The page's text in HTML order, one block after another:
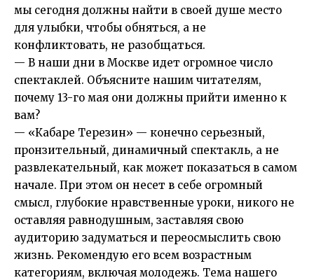
мы сегодня должны найти в своей душе место
для улыбки, чтобы обняться, а не
конфликтовать, не разобщаться.
— В наши дни в Москве идет огромное число
спектаклей. Объясните нашим читателям,
почему 13-го мая они должны прийти именно к
вам?
— «Кабаре Терезин» — конечно серьезный,
пронзительный, динамичный спектакль, а не
развлекательный, как может показаться в самом
начале. При этом он несет в себе огромный
смысл, глубокие нравственные уроки, никого не
оставляя равнодушным, заставляя свою
аудиторию задуматься и переосмыслить свою
жизнь. Рекомендую его всем возрастным
категориям, включая молодежь. Тема нашего